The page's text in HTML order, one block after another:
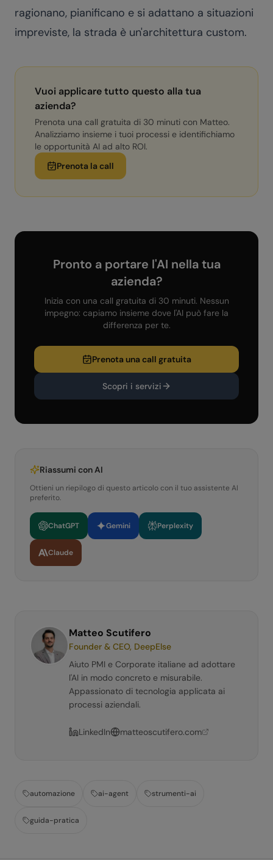
ragionano, pianificano e si adattano a situazioni
impreviste, la strada è un'architettura custom.
Vuoi applicare tutto questo alla tua
azienda?
Prenota una call gratuita di 30 minuti con Matteo.
Analizziamo insieme i tuoi processi e identifichiamo
le opportunità AI ad alto ROI.
Prenota la call
Pronto a portare l'AI nella tua
azienda?
Inizia con una call gratuita di 30 minuti. Nessun
impegno: capiamo insieme dove l'AI può fare la
differenza per te.
Prenota una call gratuita
Scopri i servizi
Riassumi con AI
Ottieni un riepilogo di questo articolo con il tuo assistente AI
preferito.
ChatGPT Gemini Perplexity
Claude
Matteo Scutifero
Founder & CEO, DeepElse
Aiuto PMI e Corporate italiane ad adottare
l'AI in modo concreto e misurabile.
Appassionato di tecnologia applicata ai
processi aziendali.
LinkedIn matteoscutifero.com
automazione ai-agent strumenti-ai
guida-pratica